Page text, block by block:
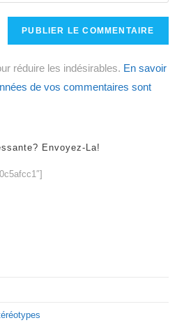
réduire les indésirables. En savoir
de vos commentaires sont
Envoyez-La!